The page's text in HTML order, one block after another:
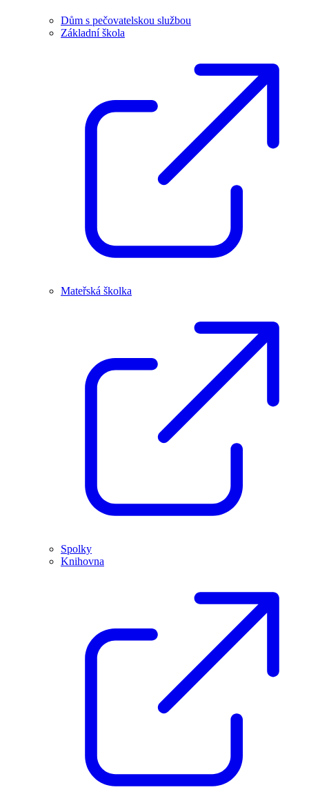
Dům s pečovatelskou službou
Základní škola
Mateřská školka
Spolky
Knihovna